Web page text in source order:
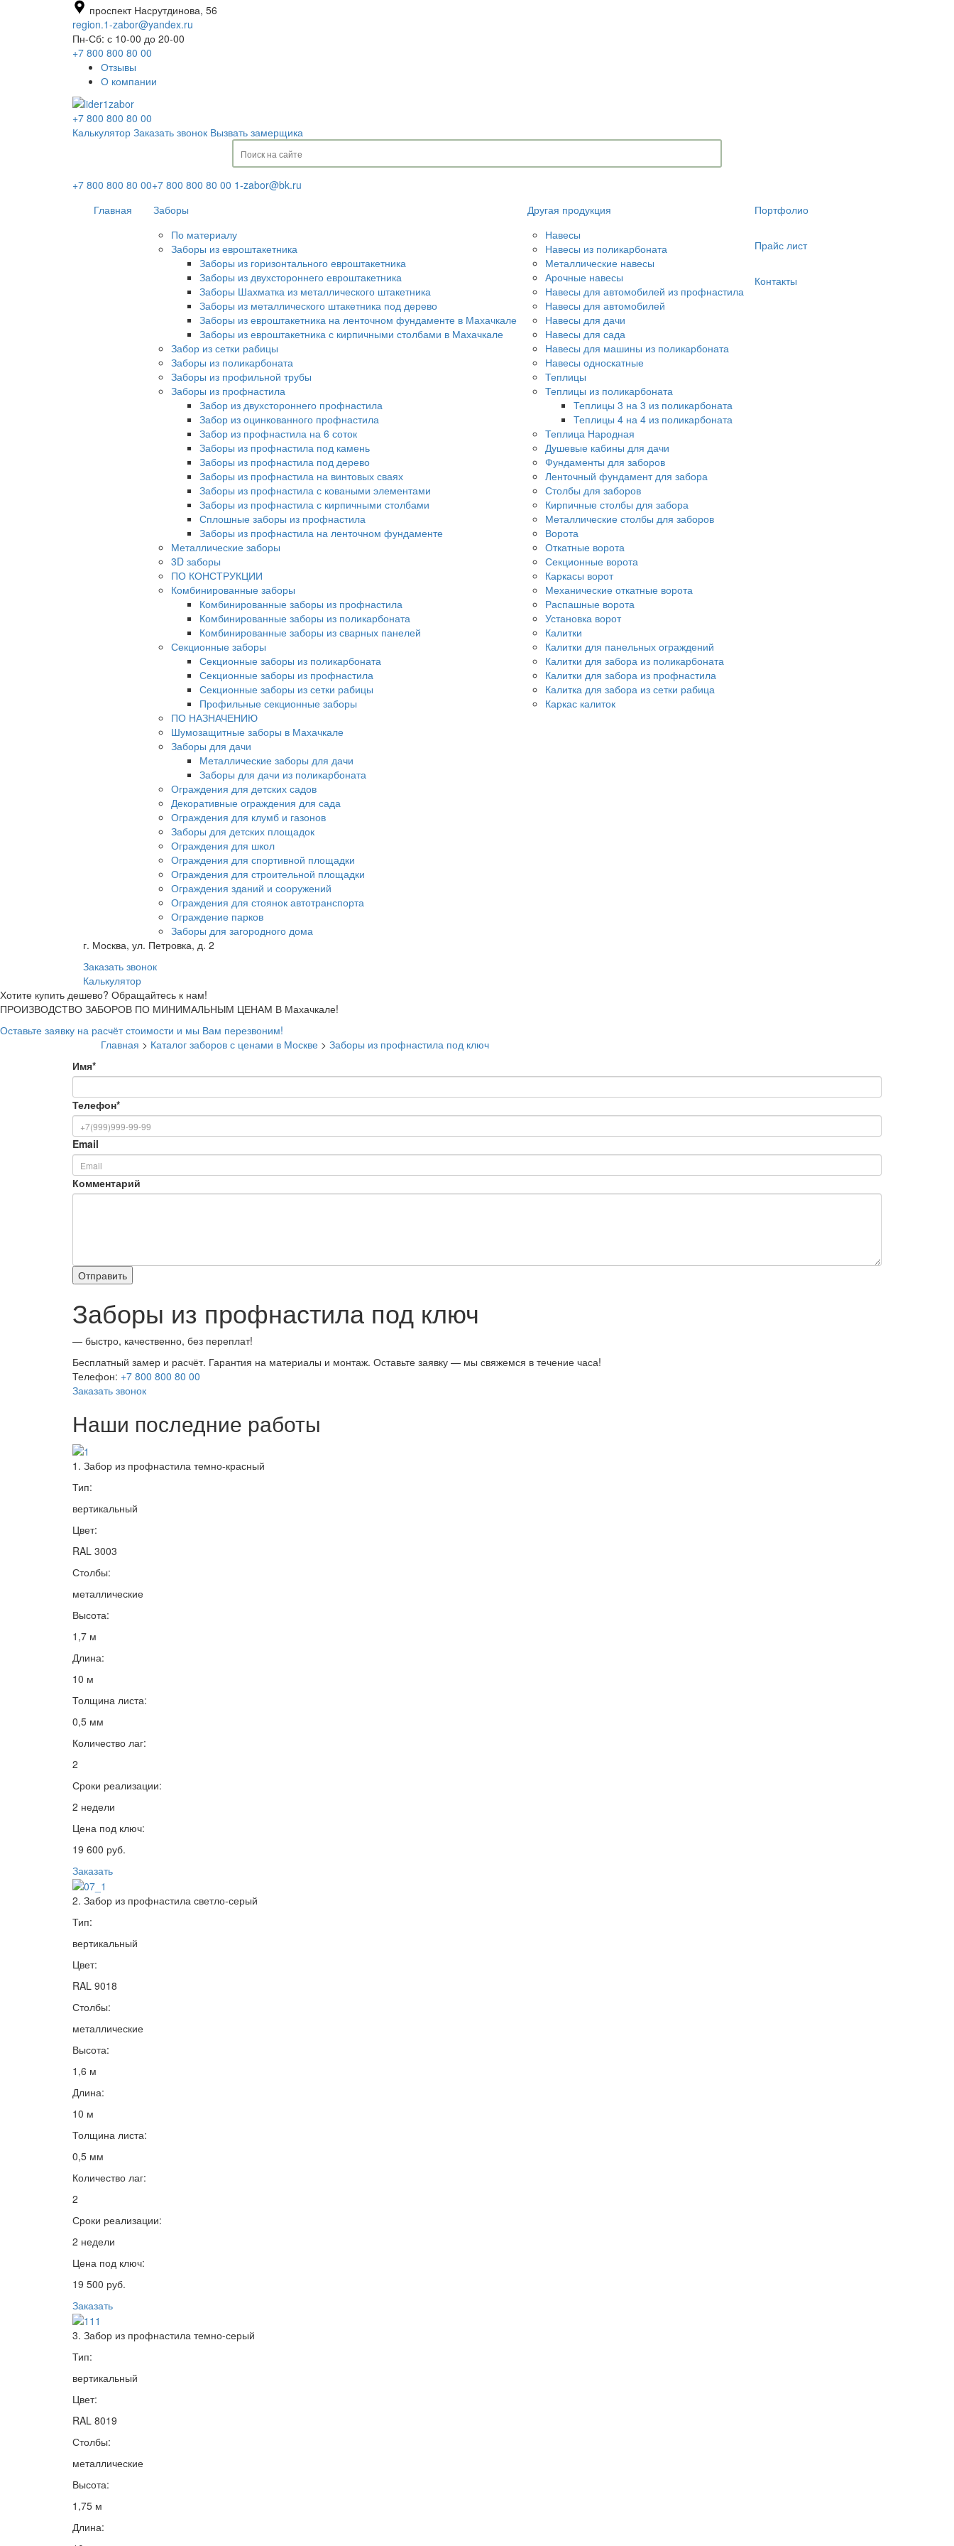
проспект Насрутдинова, 56
region.1-zabor@yandex.ru
Пн-Сб: с 10-00 до 20-00
+7 800 800 80 00
Отзывы
О компании
+7 800 800 80 00
Калькулятор Заказать звонок Вызвать замерщика
+7 800 800 80 00
Главная
Заборы
По материалу
Заборы из евроштакетника
Заборы из горизонтального евроштакетника
Заборы из двухстороннего евроштакетника
Заборы Шахматка из металлического штакетника
Заборы из металлического штакетника под дерево
Заборы из евроштакетника на ленточном фундаменте в Махачкале
Заборы из евроштакетника с кирпичными столбами в Махачкале
Забор из сетки рабицы
Заборы из поликарбоната
Заборы из профильной трубы
Заборы из профнастила
Забор из двухстороннего профнастила
Забор из оцинкованного профнастила
Забор из профнастила на 6 соток
Заборы из профнастила под камень
Заборы из профнастила под дерево
Заборы из профнастила на винтовых сваях
Заборы из профнастила с коваными элементами
Заборы из профнастила с кирпичными столбами
Сплошные заборы из профнастила
Заборы из профнастила на ленточном фундаменте
Металлические заборы
3D заборы
ПО КОНСТРУКЦИИ
Комбинированные заборы
Комбинированные заборы из профнастила
Комбинированные заборы из поликарбоната
Комбинированные заборы из сварных панелей
Секционные заборы
Секционные заборы из поликарбоната
Секционные заборы из профнастила
Секционные заборы из сетки рабицы
Профильные секционные заборы
ПО НАЗНАЧЕНИЮ
Шумозащитные заборы в Махачкале
Заборы для дачи
Металлические заборы для дачи
Заборы для дачи из поликарбоната
Ограждения для детских садов
Декоративные ограждения для сада
Ограждения для клумб и газонов
Заборы для детских площадок
Ограждения для школ
Ограждения для спортивной площадки
Ограждения для строительной площадки
Ограждения зданий и сооружений
Ограждения для стоянок автотранспорта
Ограждение парков
Заборы для загородного дома
Другая продукция
Навесы
Навесы из поликарбоната
Металлические навесы
Арочные навесы
Навесы для автомобилей из профнастила
Навесы для автомобилей
Навесы для дачи
Навесы для сада
Навесы для машины из поликарбоната
Навесы односкатные
Теплицы
Теплицы из поликарбоната
Теплицы 3 на 3 из поликарбоната
Теплицы 4 на 4 из поликарбоната
Теплица Народная
Душевые кабины для дачи
Фундаменты для заборов
Ленточный фундамент для забора
Столбы для заборов
Кирпичные столбы для забора
Металлические столбы для заборов
Ворота
Откатные ворота
Секционные ворота
Каркасы ворот
Механические откатные ворота
Распашные ворота
Установка ворот
Калитки
Калитки для панельных ограждений
Калитки для забора из поликарбоната
Калитки для забора из профнастила
Калитка для забора из сетки рабица
Каркас калиток
Портфолио
Прайс лист
Контакты
+7 800 800 80 00 1-zabor@bk.ru
г. Москва, ул. Петровка, д. 2
Заказать звонок
Калькулятор
Хотите купить дешево? Обращайтесь к нам!
ПРОИЗВОДСТВО ЗАБОРОВ ПО МИНИМАЛЬНЫМ ЦЕНАМ В Махачкале!
Оставьте заявку на расчёт стоимости и мы Вам перезвоним!
Главная > Каталог заборов с ценами в Москве > Заборы из профнастила под ключ
Имя*
Телефон*
Email
Комментарий
Заборы из профнастила под ключ
— быстро, качественно, без переплат!
Бесплатный замер и расчёт. Гарантия на материалы и монтаж. Оставьте заявку — мы свяжемся в течение часа!
Телефон: +7 800 800 80 00
Заказать звонок
Наши последние работы
1. Забор из профнастила темно-красный
Тип:
вертикальный
Цвет:
RAL 3003
Столбы:
металлические
Высота:
1,7 м
Длина:
10 м
Толщина листа:
0,5 мм
Количество лаг:
2
Сроки реализации:
2 недели
Цена под ключ:
19 600 руб.
Заказать
2. Забор из профнастила светло-серый
Тип:
вертикальный
Цвет:
RAL 9018
Столбы:
металлические
Высота:
1,6 м
Длина:
10 м
Толщина листа:
0,5 мм
Количество лаг:
2
Сроки реализации:
2 недели
Цена под ключ:
19 500 руб.
Заказать
3. Забор из профнастила темно-серый
Тип:
вертикальный
Цвет:
RAL 8019
Столбы:
металлические
Высота:
1,75 м
Длина: